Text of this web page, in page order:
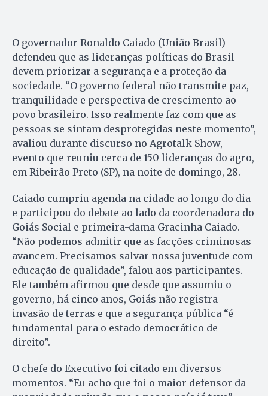
O governador Ronaldo Caiado (União Brasil)
defendeu que as lideranças políticas do Brasil
devem priorizar a segurança e a proteção da
sociedade. “O governo federal não transmite paz,
tranquilidade e perspectiva de crescimento ao
povo brasileiro. Isso realmente faz com que as
pessoas se sintam desprotegidas neste momento”,
avaliou durante discurso no Agrotalk Show,
evento que reuniu cerca de 150 lideranças do agro,
em Ribeirão Preto (SP), na noite de domingo, 28.
Caiado cumpriu agenda na cidade ao longo do dia
e participou do debate ao lado da coordenadora do
Goiás Social e primeira-dama Gracinha Caiado.
“Não podemos admitir que as facções criminosas
avancem. Precisamos salvar nossa juventude com
educação de qualidade”, falou aos participantes.
Ele também afirmou que desde que assumiu o
governo, há cinco anos, Goiás não registra
invasão de terras e que a segurança pública “é
fundamental para o estado democrático de
direito”.
O chefe do Executivo foi citado em diversos
momentos. “Eu acho que foi o maior defensor da